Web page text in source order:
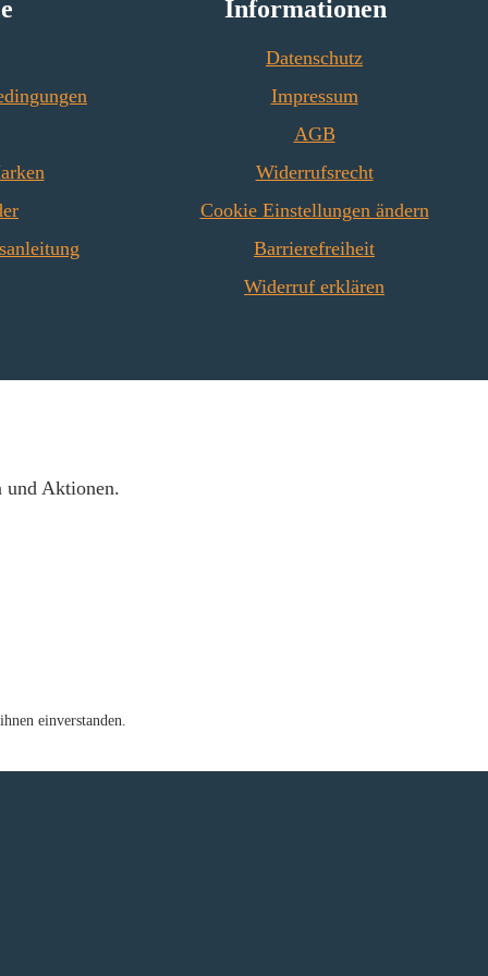
Informationen
Datenschutz
Impressum
AGB
Widerrufsrecht
Cookie Einstellungen ändern
Barrierefreiheit
Widerruf erklären
und Aktionen.
einverstanden.